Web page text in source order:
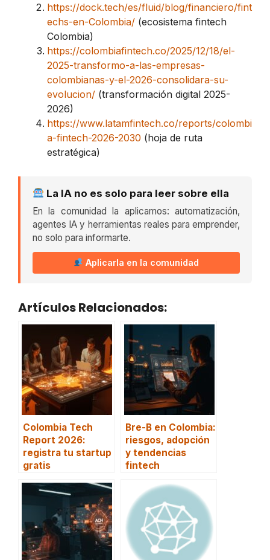
https://dock.tech/es/fluid/blog/financiero/fint
echs-en-Colombia/ (ecosistema fintech
Colombia)
https://colombiafintech.co/2025/12/18/el-
2025-transformo-a-las-empresas-
colombianas-y-el-2026-consolidara-su-
evolucion/ (transformación digital 2025-
2026)
https://www.latamfintech.co/reports/colombi
a-fintech-2026-2030 (hoja de ruta
estratégica)
La IA no es solo para leer sobre ella
En la comunidad la aplicamos: automatización,
agentes IA y herramientas reales para emprender,
no solo para informarte.
Aplicarla en la comunidad
Artículos Relacionados:
Colombia Tech
Report 2026:
registra tu startup
gratis
Bre-B en Colombia:
riesgos, adopción
y tendencias
fintech